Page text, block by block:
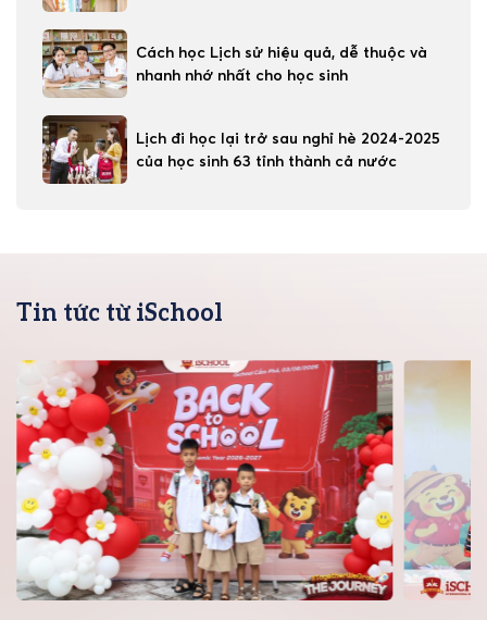
Cách học Lịch sử hiệu quả, dễ thuộc và
nhanh nhớ nhất cho học sinh
Lịch đi học lại trở sau nghỉ hè 2024-2025
của học sinh 63 tỉnh thành cả nước
Tin tức từ iSchool